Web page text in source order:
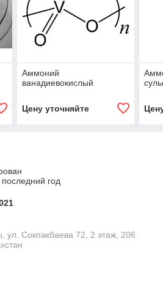
Аммоний
ванадиевокислый
Цену уточняйте
год
ул. Сокпакбаева 72, 2 этаж, 206